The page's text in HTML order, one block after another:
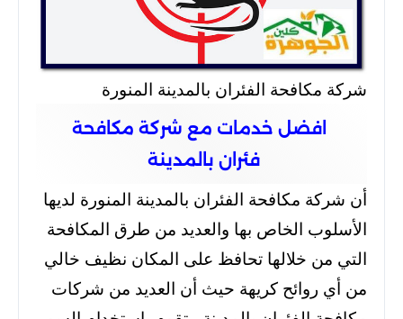
شركة مكافحة الفئران بالمدينة المنورة
افضل خدمات مع شركة مكافحة
فئران بالمدينة
أن شركة مكافحة الفئران بالمدينة المنورة لديها
الأسلوب الخاص بها والعديد من طرق المكافحة
التي من خلالها تحافظ على المكان نظيف خالي
من أي روائح كريهة حيث أن العديد من شركات